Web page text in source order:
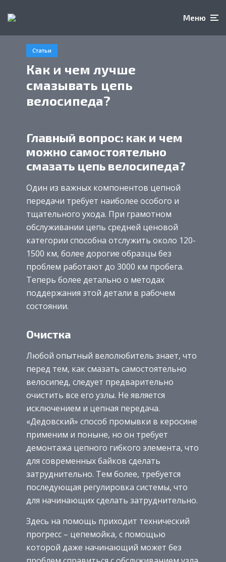
Меню
Статьи
Как и чем лучше
смазывать цепь
велосипеда?
Главный вопрос: как и чем
можно самостоятельно
смазать цепь велосипеда?
Один из важных компонентов цепной
передачи требует наиболее особого и
тщательного ухода. При грамотном
обслуживании цепь средней ценовой
категории способна отслужить около 120-
1500 км, более дорогие образцы без
проблем работают до 3000 км пробега.
Теперь более детально о методах
поддержания этой детали в рабочем
состоянии.
Очистка
Любой опытный велолюбитель знает, что
перед тем, как смазать самостоятельно
велосипед, следует предварительно
очистить все его узлы. Не является
исключением и цепная передача.
«Дедовский» способ промывки в керосине
применим и поныне, но он требует
демонтажа цепного гибкого элемента, что
для современных байков сделать
затруднительно. Тем более, требуется
последующая регулировка системы, что
для начинающих сделать затруднительно.
Здесь на помощь приходит технический
прогресс – цепемойка, с помощью
которой даже начинающий может без